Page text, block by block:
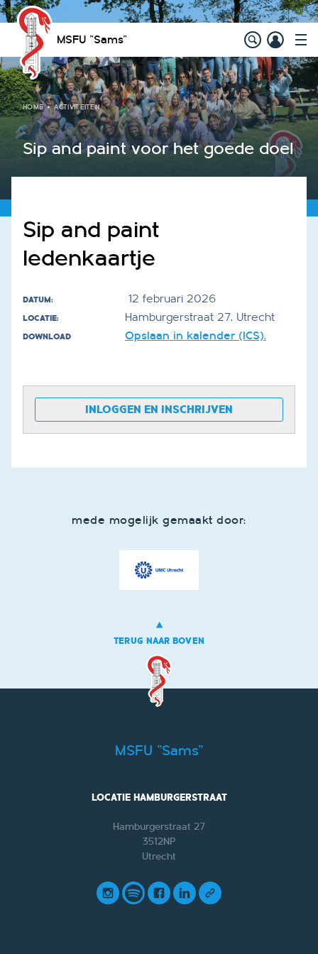
MSFU "Sams"
HOME ACTIVITEITEN
Sip and paint voor het goede doel
Sip and paint
ledenkaartje
DATUM: 12 februari 2026
LOCATIE: Hamburgerstraat 27, Utrecht
DOWNLOAD Opslaan in kalender (ICS).
INLOGGEN EN INSCHRIJVEN
mede mogelijk gemaakt door:
TERUG NAAR BOVEN
MSFU "Sams"
LOCATIE HAMBURGERSTRAAT
Hamburgerstraat 27
3512NP
Utrecht